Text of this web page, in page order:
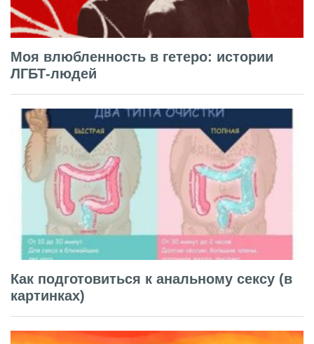
Моя влюбленность в гетеро: истории
ЛГБТ-людей
Как подготовиться к анальному сексу (в
картинках)